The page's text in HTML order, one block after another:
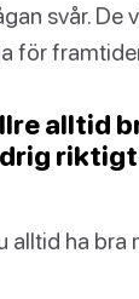
svår. De
för
alltid
riktigt
alltid ha bra